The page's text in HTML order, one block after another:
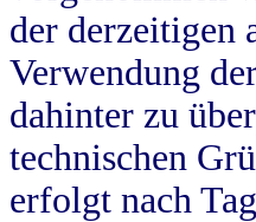
der derzeitigen
Verwendung
dahinter zu
technischen
erfolgt nach